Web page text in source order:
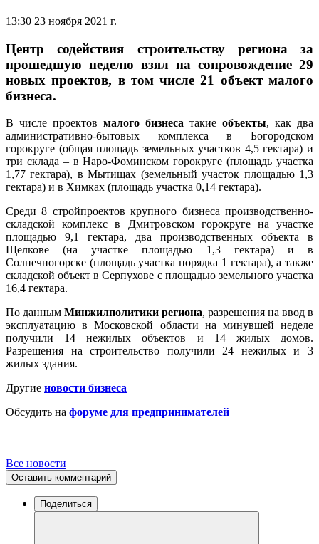
13:30 23 ноября 2021 г.
Центр содействия строительству региона за
прошедшую неделю взял на сопровождение 29
новых проектов, в том числе 21 объект малого
бизнеса.
В числе проектов малого бизнеса такие объекты, как два
административно-бытовых комплекса в Богородском
горокруге (общая площадь земельных участков 4,5 гектара) и
три склада – в Наро-Фоминском горокруге (площадь участка
1,77 гектара), в Мытищах (земельный участок площадью 1,3
гектара) и в Химках (площадь участка 0,14 гектара).
Среди 8 стройпроектов крупного бизнеса производственно-
складской комплекс в Дмитровском горокруге на участке
площадью 9,1 гектара, два производственных объекта в
Щелкове (на участке площадью 1,3 гектара) и в
Солнечногорске (площадь участка порядка 1 гектара), а также
складской объект в Серпухове с площадью земельного участка
16,4 гектара.
По данным Минжилполитики региона, разрешения на ввод в
эксплуатацию в Московской области на минувшей неделе
получили 14 нежилых объектов и 14 жилых домов.
Разрешения на строительство получили 24 нежилых и 3
жилых здания.
Другие новости бизнеса
Обсудить на форуме для предпринимателей
Все новости
Оставить комментарий
Поделиться